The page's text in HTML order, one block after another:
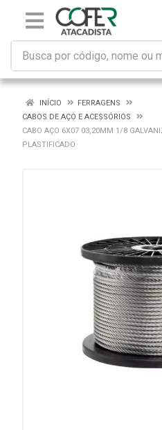
INÍCIO
FERRAGENS
CABOS DE AÇO E ACESSÓRIOS
CABO AÇO 6X07 03,20MM 1/8
PLASTIFICADO